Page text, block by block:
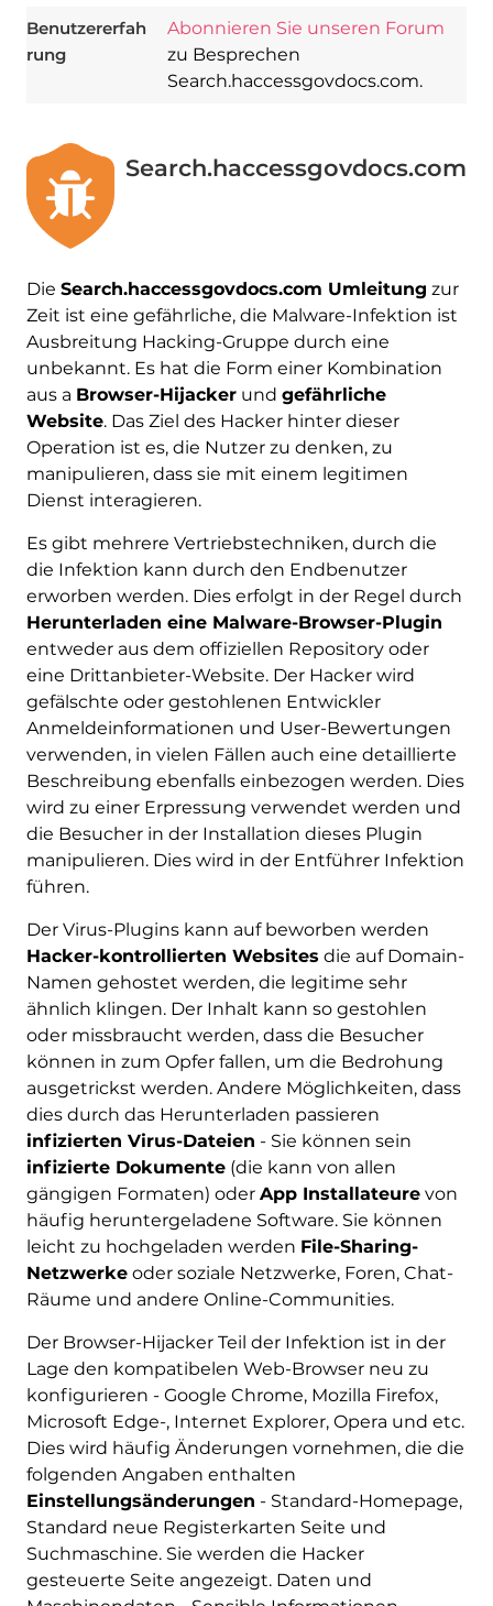
Benutzererfah
rung
Abonnieren Sie unseren Forum
zu Besprechen
Search.haccessgovdocs.com.
Search.haccessgovdocs.com
Die Search.haccessgovdocs.com Umleitung zur
Zeit ist eine gefährliche, die Malware-Infektion ist
Ausbreitung Hacking-Gruppe durch eine
unbekannt. Es hat die Form einer Kombination
aus a Browser-Hijackerund gefährliche
Website. Das Ziel des Hacker hinter dieser
Operation ist es, die Nutzer zu denken, zu
manipulieren, dass sie mit einem legitimen
Dienst interagieren.
Es gibt mehrere Vertriebstechniken, durch die
die Infektion kann durch den Endbenutzer
erworben werden. Dies erfolgt in der Regel durch
Herunterladen eine Malware-Browser-Plugin
entweder aus dem offiziellen Repository oder
eine Drittanbieter-Website. Der Hacker wird
gefälschte oder gestohlenen Entwickler
Anmeldeinformationen und User-Bewertungen
verwenden, in vielen Fällen auch eine detaillierte
Beschreibung ebenfalls einbezogen werden. Dies
wird zu einer Erpressung verwendet werden und
die Besucher in der Installation dieses Plugin
manipulieren. Dies wird in der Entführer Infektion
führen.
Der Virus-Plugins kann auf beworben werden
Hacker-kontrollierten Websites die auf Domain-
Namen gehostet werden, die legitime sehr
ähnlich klingen. Der Inhalt kann so gestohlen
oder missbraucht werden, dass die Besucher
können in zum Opfer fallen, um die Bedrohung
ausgetrickst werden. Andere Möglichkeiten, dass
dies durch das Herunterladen passieren
infizierten Virus-Dateien - Sie können sein
infizierte Dokumente(die kann von allen
gängigen Formaten) oder App Installateurevon
häufig heruntergeladene Software. Sie können
leicht zu hochgeladen werden File-Sharing-
Netzwerkeoder soziale Netzwerke, Foren, Chat-
Räume und andere Online-Communities.
Der Browser-Hijacker Teil der Infektion ist in der
Lage den kompatibelen Web-Browser neu zu
konfigurieren - Google Chrome, Mozilla Firefox,
Microsoft Edge-, Internet Explorer, Opera und etc.
Dies wird häufig Änderungen vornehmen, die die
folgenden Angaben enthalten
Einstellungsänderungen - Standard-Homepage,
Standard neue Registerkarten Seite und
Suchmaschine. Sie werden die Hacker
gesteuerte Seite angezeigt. Daten und